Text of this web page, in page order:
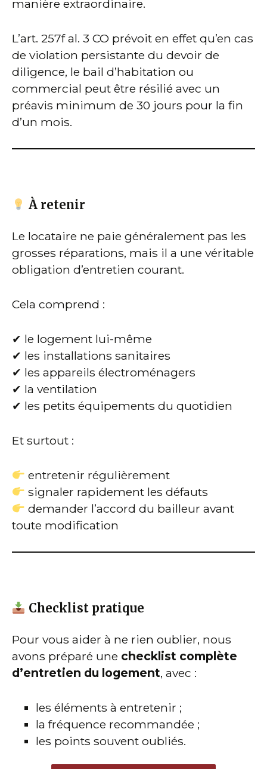
manière extraordinaire.
L’art. 257f al. 3 CO prévoit en effet qu’en cas
de violation persistante du devoir de
diligence, le bail d’habitation ou
commercial peut être résilié avec un
préavis minimum de 30 jours pour la fin
d’un mois.
À retenir
Le locataire ne paie généralement pas les
grosses réparations, mais il a une véritable
obligation d’entretien courant.
Cela comprend :
✔ le logement lui-même
✔ les installations sanitaires
✔ les appareils électroménagers
✔ la ventilation
✔ les petits équipements du quotidien
Et surtout :
entretenir régulièrement
signaler rapidement les défauts
demander l’accord du bailleur avant
toute modification
Checklist pratique
Pour vous aider à ne rien oublier, nous
avons préparé une checklist complète
d’entretien du logement, avec :
les éléments à entretenir ;
la fréquence recommandée ;
les points souvent oubliés.